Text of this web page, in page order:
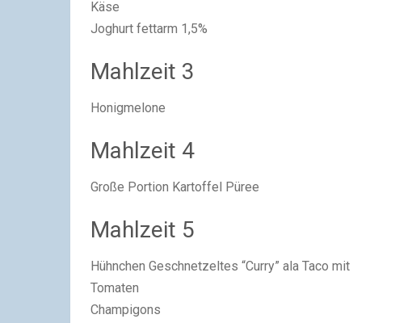
Käse
Joghurt fettarm 1,5%
Mahlzeit 3
Honigmelone
Mahlzeit 4
Große Portion Kartoffel Püree
Mahlzeit 5
Hühnchen Geschnetzeltes “Curry” ala Taco mit
Tomaten
Champigons